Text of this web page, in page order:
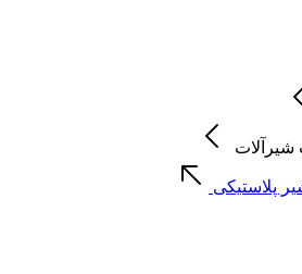
پلاستیکی